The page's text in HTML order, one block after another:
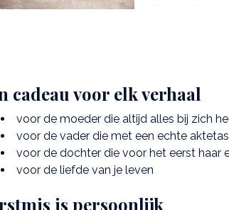
cadeau voor elk verhaal
voor de moeder die altijd alles bij zich
voor de vader die met een echte
voor de dochter die voor het eerst haar
voor de liefde van je leven
is persoonlijk